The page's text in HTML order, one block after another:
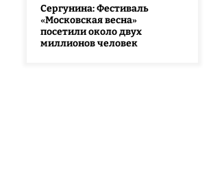
Сергунина: Фестиваль
«Московская весна»
посетили около двух
миллионов человек